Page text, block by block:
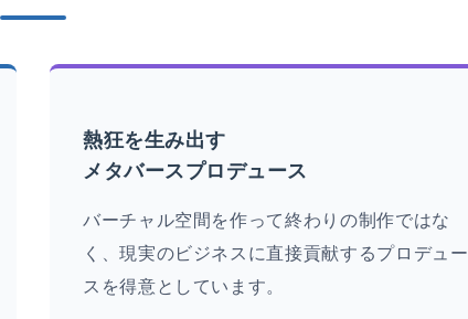
熱狂を生み出す
メタバースプロデュース
バーチャル空間を作って終わりの制作ではな
く、現実のビジネスに直接貢献するプロデュー
スを得意としています。